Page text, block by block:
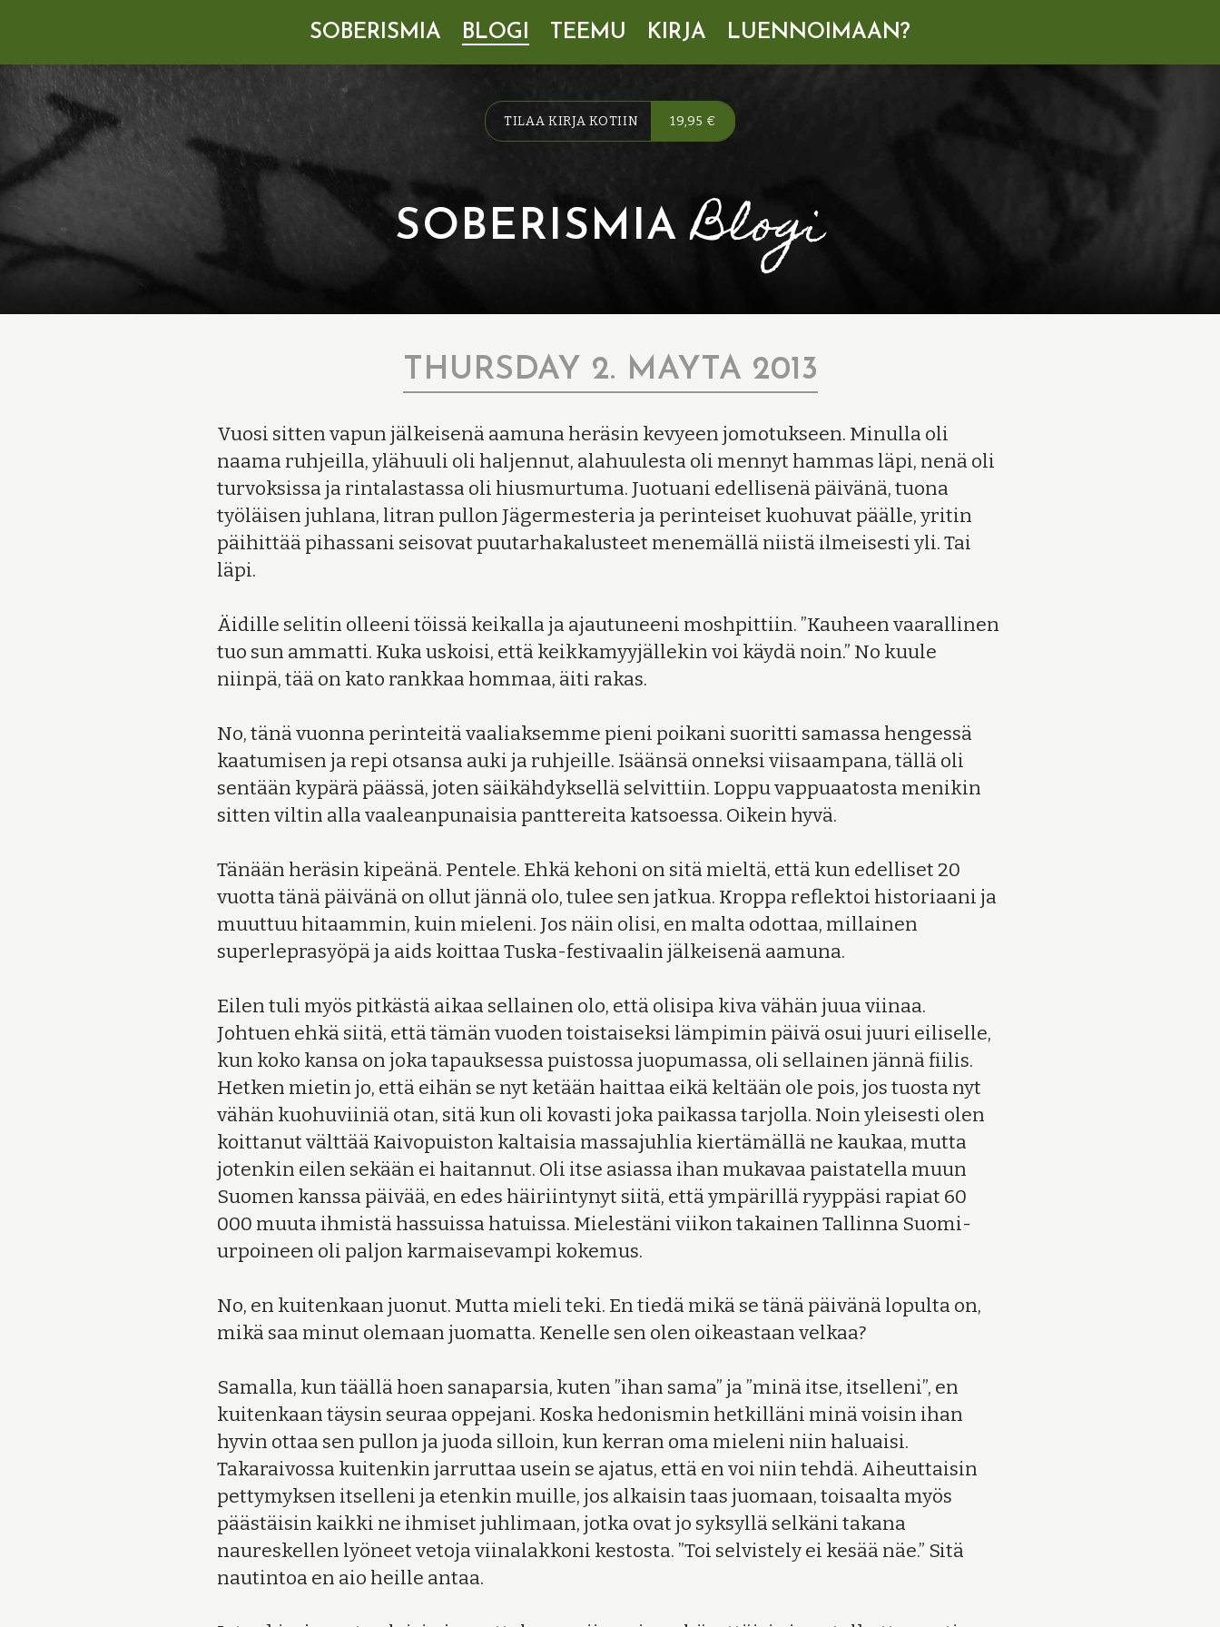
SOBERISMIA BLOGI TEEMU KIRJA LUENNOIMAAN?
TILAA KIRJA KOTIIN 19,95 €
SOBERISMIABlogi
THURSDAY 2. MAYTA 2013
Vuosi sitten vapun jälkeisenä aamuna heräsin kevyeen jomotukseen. Minulla oli
naama ruhjeilla, ylähuuli oli haljennut, alahuulesta oli mennyt hammas läpi, nenä oli
turvoksissa ja rintalastassa oli hiusmurtuma. Juotuani edellisenä päivänä, tuona
työläisen juhlana, litran pullon Jägermesteria ja perinteiset kuohuvat päälle, yritin
päihittää pihassani seisovat puutarhakalusteet menemällä niistä ilmeisesti yli. Tai
läpi.
Äidille selitin olleeni töissä keikalla ja ajautuneeni moshpittiin. ”Kauheen vaarallinen
tuo sun ammatti. Kuka uskoisi, että keikkamyyjällekin voi käydä noin.” No kuule
niinpä, tää on kato rankkaa hommaa, äiti rakas.
No, tänä vuonna perinteitä vaaliaksemme pieni poikani suoritti samassa hengessä
kaatumisen ja repi otsansa auki ja ruhjeille. Isäänsä onneksi viisaampana, tällä oli
sentään kypärä päässä, joten säikähdyksellä selvittiin. Loppu vappuaatosta menikin
sitten viltin alla vaaleanpunaisia panttereita katsoessa. Oikein hyvä.
Tänään heräsin kipeänä. Pentele. Ehkä kehoni on sitä mieltä, että kun edelliset 20
vuotta tänä päivänä on ollut jännä olo, tulee sen jatkua. Kroppa reflektoi historiaani ja
muuttuu hitaammin, kuin mieleni. Jos näin olisi, en malta odottaa, millainen
superleprasyöpä ja aids koittaa Tuska-festivaalin jälkeisenä aamuna.
Eilen tuli myös pitkästä aikaa sellainen olo, että olisipa kiva vähän juua viinaa.
Johtuen ehkä siitä, että tämän vuoden toistaiseksi lämpimin päivä osui juuri eiliselle,
kun koko kansa on joka tapauksessa puistossa juopumassa, oli sellainen jännä fiilis.
Hetken mietin jo, että eihän se nyt ketään haittaa eikä keltään ole pois, jos tuosta nyt
vähän kuohuviiniä otan, sitä kun oli kovasti joka paikassa tarjolla. Noin yleisesti olen
koittanut välttää Kaivopuiston kaltaisia massajuhlia kiertämällä ne kaukaa, mutta
jotenkin eilen sekään ei haitannut. Oli itse asiassa ihan mukavaa paistatella muun
Suomen kanssa päivää, en edes häiriintynyt siitä, että ympärillä ryyppäsi rapiat 60
000 muuta ihmistä hassuissa hatuissa. Mielestäni viikon takainen Tallinna Suomi-
urpoineen oli paljon karmaisevampi kokemus.
No, en kuitenkaan juonut. Mutta mieli teki. En tiedä mikä se tänä päivänä lopulta on,
mikä saa minut olemaan juomatta. Kenelle sen olen oikeastaan velkaa?
Samalla, kun täällä hoen sanaparsia, kuten ”ihan sama” ja ”minä itse, itselleni”, en
kuitenkaan täysin seuraa oppejani. Koska hedonismin hetkilläni minä voisin ihan
hyvin ottaa sen pullon ja juoda silloin, kun kerran oma mieleni niin haluaisi.
Takaraivossa kuitenkin jarruttaa usein se ajatus, että en voi niin tehdä. Aiheuttaisin
pettymyksen itselleni ja etenkin muille, jos alkaisin taas juomaan, toisaalta myös
päästäisin kaikki ne ihmiset juhlimaan, jotka ovat jo syksyllä selkäni takana
naureskellen lyöneet vetoja viinalakkoni kestosta. ”Toi selvistely ei kesää näe.” Sitä
nautintoa en aio heille antaa.